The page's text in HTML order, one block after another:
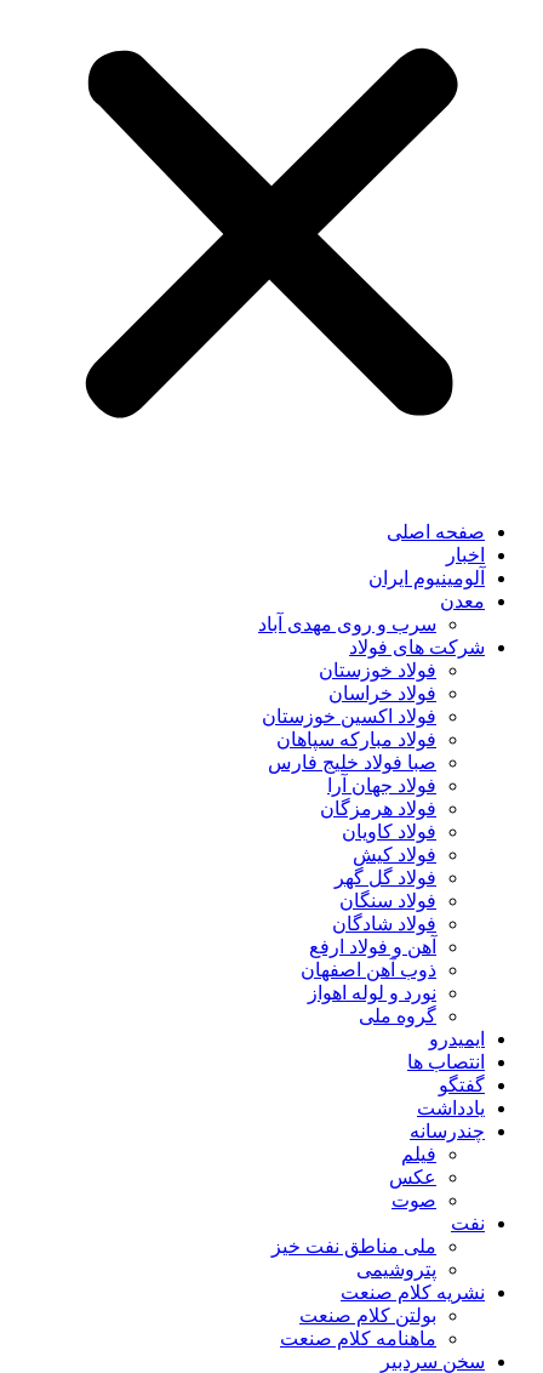
صفحه اصلی
اخبار
آلومینیوم ایران
معدن
سرب و روی مهدی آباد
شرکت های فولاد
فولاد خوزستان
فولاد خراسان
فولاد اکسین خوزستان
فولاد مبارکه سپاهان
صبا فولاد خلیج فارس
فولاد جهان آرا
فولاد هرمزگان
فولاد کاویان
فولاد کیش
فولاد گل گهر
فولاد سنگان
فولاد شادگان
آهن و فولاد ارفع
ذوب آهن اصفهان
نورد و لوله اهواز
گروه ملی
ایمیدرو
انتصاب ها
گفتگو
یادداشت
چندرسانه
فیلم
عکس
صوت
نفت
ملی مناطق نفت خیز
پتروشیمی
نشریه کلام صنعت
بولتن کلام صنعت
ماهنامه کلام صنعت
سخن سردبیر